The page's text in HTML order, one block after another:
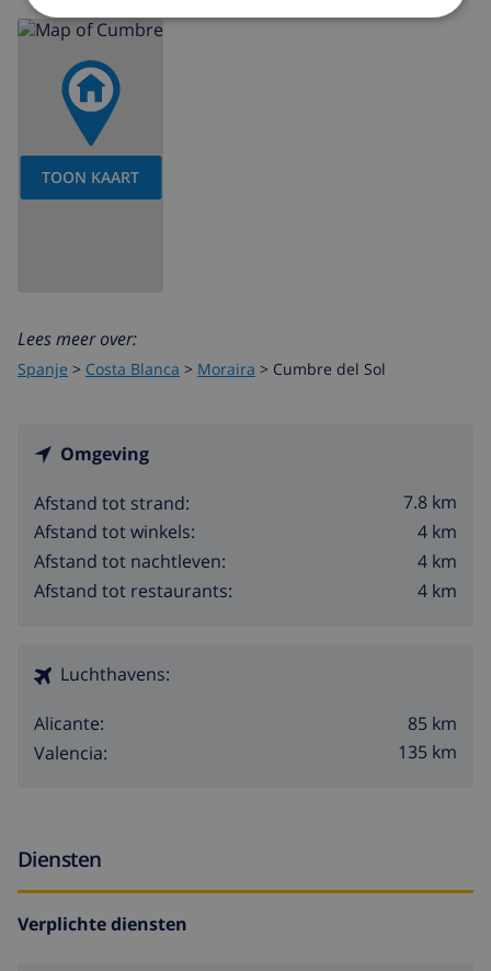
TOON KAART
Lees meer over:
Spanje > Costa Blanca > Moraira > Cumbre del Sol
Omgeving
Afstand tot strand:
7.8 km
Afstand tot winkels:
4 km
Afstand tot nachtleven:
4 km
Afstand tot restaurants:
4 km
Luchthavens:
Alicante:
85 km
Valencia:
135 km
Diensten
Verplichte diensten